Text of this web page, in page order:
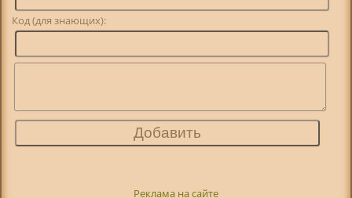
Код (для знающих):
Реклама на сайте